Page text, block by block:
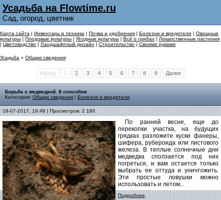
Усадьба на Flowtime.ru
Сад, огород, цветник
Карта сайта | Инвентарь и техника | Почва и удобрения | Болезни и вредители | Овощные
культуры | Плодовые культуры | Ягодные культуры | Всё о грибах | Лекарственные растения
| Цветоводство | Ландшафтный дизайн | Строительство | Своими руками
Усадьба » Общие сведения
Назад 1 2 3 4 5 6 7 8 9 Далее
Борьба с медведкой. 8 способов
Категория: Общие сведения / Болезни и вредители
18-07-2017, 19:48 | Просмотров: 2 180
По ранней весне, еще до
перекопки участка, на будущих
грядках разложите куски фанеры,
шифера, рубероида или листового
железа. В теплые солнечные дни
медведка сползается под них
погреться, и вам остается только
выбрать ее оттуда и уничтожить.
Эти простые ловушки можно
использовать и летом...
Подробнее